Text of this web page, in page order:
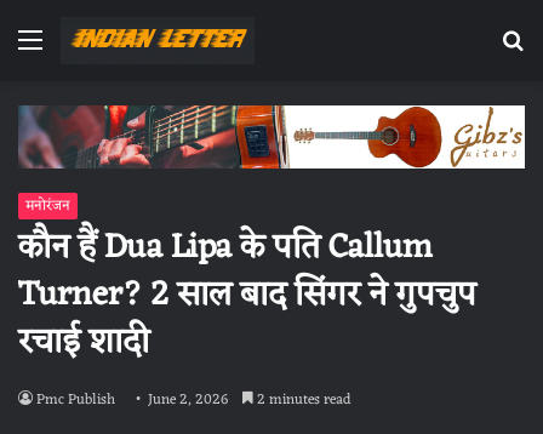
Menu
मनोरंजन
कौन हैं Dua Lipa के पति Callum
Turner? 2 साल बाद सिंगर ने गुपचुप
रचाई शादी
Pmc Publish June 2, 2026 2 minutes read